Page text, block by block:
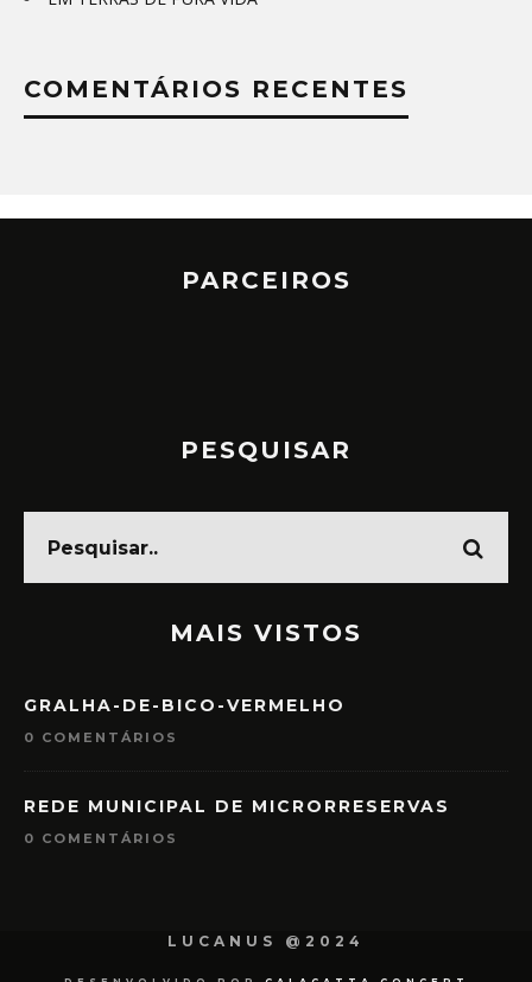
COMENTÁRIOS RECENTES
PARCEIROS
PESQUISAR
MAIS VISTOS
GRALHA-DE-BICO-VERMELHO
0 COMENTÁRIOS
REDE MUNICIPAL DE MICRORRESERVAS
0 COMENTÁRIOS
LUCANUS @2024